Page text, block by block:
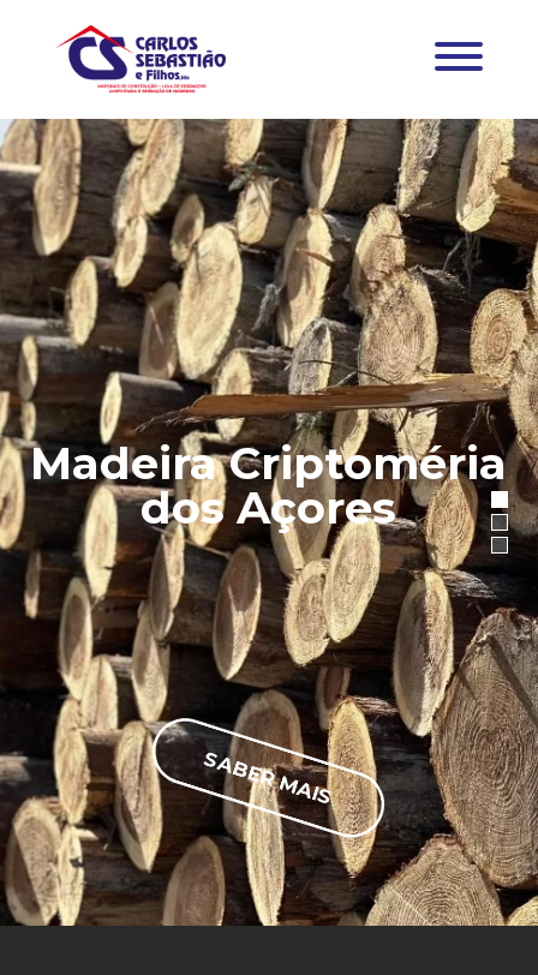
Madeira Criptoméria
dos Açores
SABER MAIS